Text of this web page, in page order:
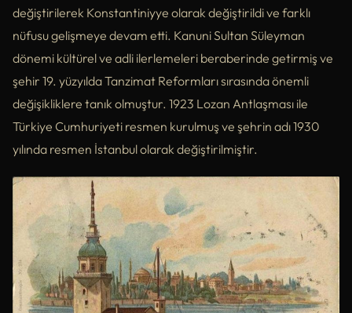
değiştirilerek Konstantiniyye olarak değiştirildi ve farklı
nüfusu gelişmeye devam etti. Kanuni Sultan Süleyman
dönemi kültürel ve adli ilerlemeleri beraberinde getirmiş ve
şehir 19. yüzyılda Tanzimat Reformları sırasında önemli
değişikliklere tanık olmuştur. 1923 Lozan Antlaşması ile
Türkiye Cumhuriyeti resmen kurulmuş ve şehrin adı 1930
yılında resmen İstanbul olarak değiştirilmiştir.